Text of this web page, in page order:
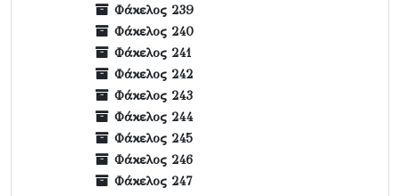
Φάκελος 239
Φάκελος 240
Φάκελος 241
Φάκελος 242
Φάκελος 243
Φάκελος 244
Φάκελος 245
Φάκελος 246
Φάκελος 247